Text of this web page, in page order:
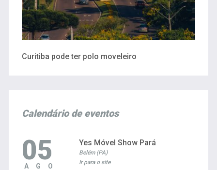
Curitiba pode ter polo moveleiro
Calendário de eventos
05
AGO
Yes Móvel Show Pará
Belém (PA)
Ir para o site